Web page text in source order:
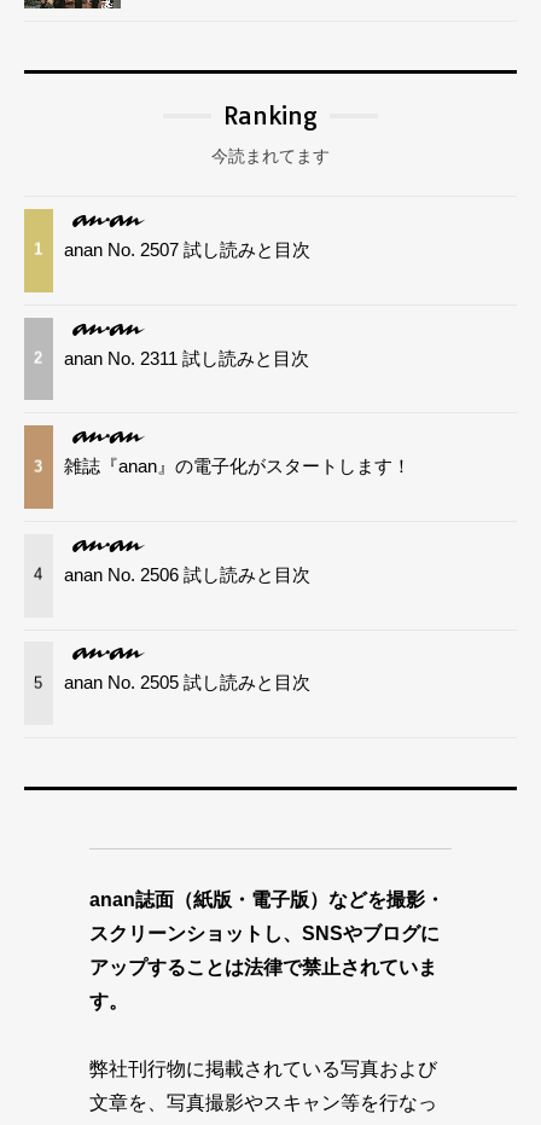
Ranking
今読まれてます
1 anan No. 2507 試し読みと目次
2 anan No. 2311 試し読みと目次
3 雑誌『anan』の電子化がスタートします！
4 anan No. 2506 試し読みと目次
5 anan No. 2505 試し読みと目次
anan誌面（紙版・電子版）などを撮影・
スクリーンショットし、SNSやブログに
アップすることは法律で禁止されていま
す。
弊社刊行物に掲載されている写真および
文章を、写真撮影やスキャン等を行なっ